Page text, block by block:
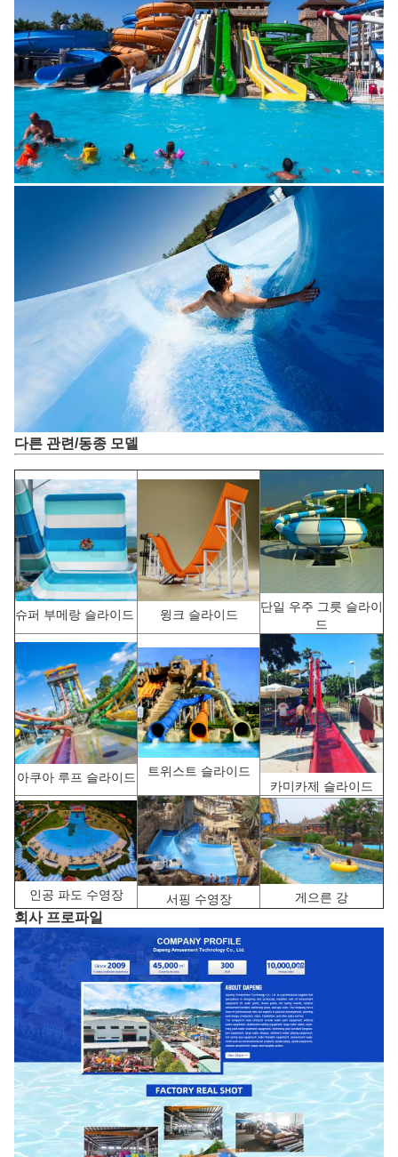
다른 관련/동종 모델
슈퍼 부메랑 슬라이드 윙크 슬라이드
단일 우주 그릇 슬라이
드
아쿠아 루프 슬라이드
트위스트 슬라이드
카미카제 슬라이드
인공 파도 수영장 서핑 수영장 게으른 강
회사 프로파일